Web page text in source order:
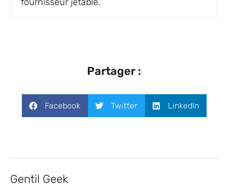
Partager :
Facebook Twitter LinkedIn
Gentil Geek